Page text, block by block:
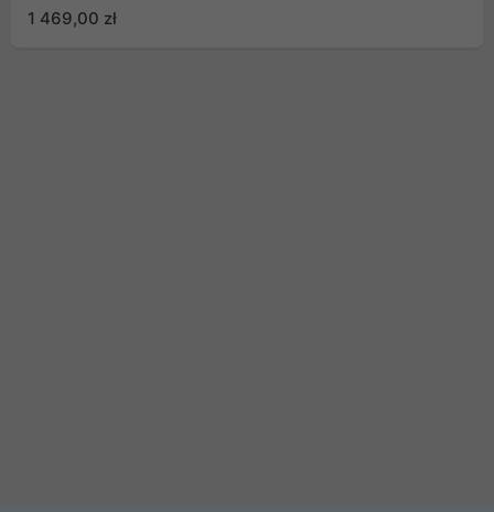
10GbE BASE-T (RJ45),
1 469,00 zł